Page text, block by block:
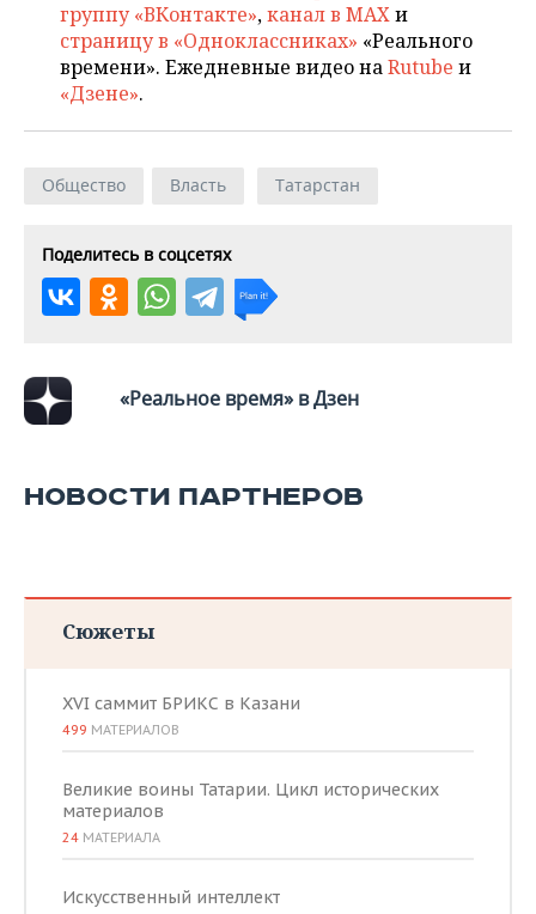
ВОДНЫЕ ВИДЫ СПОРТА
ХОККЕЙ С МЯЧОМ
ОБРАЗОВАНИЕ
ПРОИСШЕСТВИЯ
группу «ВКонтакте»,канал в MAXи
страницу в «Одноклассниках» «Реального
времени». Ежедневные видео наRutube и
«Дзене».
Общество Власть Татарстан
Поделитесь в соцсетях
«Реальное время» в Дзен
НОВОСТИ ПАРТНЕРОВ
Сюжеты
XVI саммит БРИКС в Казани
499 МАТЕРИАЛОВ
Великие воины Татарии. Цикл исторических
материалов
24 МАТЕРИАЛА
Искусственный интеллект